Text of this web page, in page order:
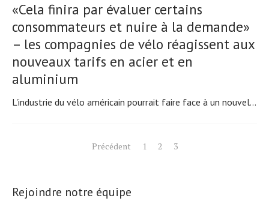
«Cela finira par évaluer certains
consommateurs et nuire à la demande»
– les compagnies de vélo réagissent aux
nouveaux tarifs en acier et en
aluminium
L'industrie du vélo américain pourrait faire face à un nouvel...
publications
Précédent 1 2 3
Rejoindre notre équipe